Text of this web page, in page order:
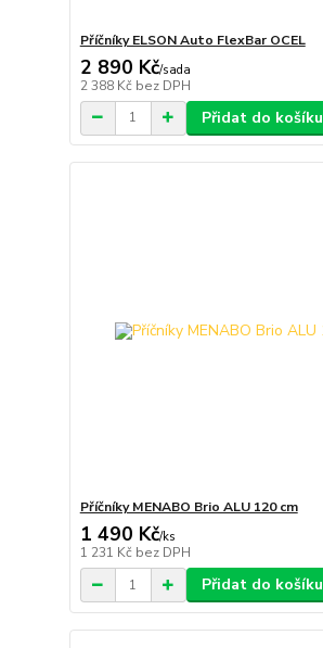
Příčníky ELSON Auto FlexBar OCEL
2 890 Kč/sada
2 388 Kč bez DPH
Přidat do košíku
Příčníky MENABO Brio ALU 120 cm
1 490 Kč/ks
1 231 Kč bez DPH
Přidat do košíku